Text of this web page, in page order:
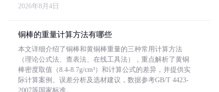
2026年8月4日
铜棒的重量计算方法有哪些
本文详细介绍了铜棒和黄铜棒重量的三种常用计算方法
（理论公式法、查表法、在线工具法），重点解析了黄铜
棒密度取值（8.4-8.7g/cm³）和计算公式的差异，并提供实
际计算案例、误差分析及选材建议，数据参考GB/T 4423-
2007等国家标准。